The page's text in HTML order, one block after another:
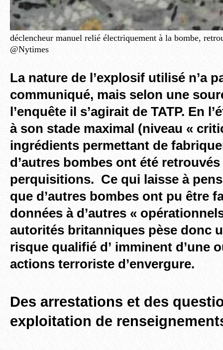
déclencheur manuel relié électriquement à la bombe,
@Nytimes
La nature de l’explosif utilisé n’a
communiqué, mais selon une
l’enquête il s’agirait de TATP. En
à son stade maximal (niveau «
ingrédients permettant de
d’autres bombes ont été
perquisitions. Ce qui laisse à
que d’autres bombes ont pu être
données à d’autres «
autorités britanniques pèse donc
risque qualifié d’ imminent d’une
actions terroriste d’envergure.
Des arrestations et des
exploitation de